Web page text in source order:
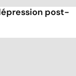
post-